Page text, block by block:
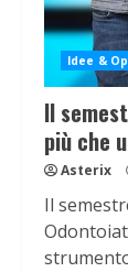
Idee &
Il
più che
Asterix
Il